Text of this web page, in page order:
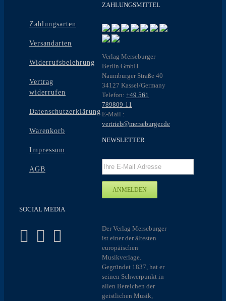
Zahlungsarten
Versandarten
Widerrufsbelehrung
Vertrag
widerrufen
Datenschutzerklärung
Warenkorb
Impressum
AGB
SOCIAL MEDIA
ZAHLUNGSMITTEL
Verlag Merseburger
Berlin GmbH
Naumburger Straße 40
34127 Kassel/Germany
Telefon: +49 561
789809-11
E-Mail :
vertrieb@merseburger.de
NEWSLETTER
Der Verlag Merseburger
ist einer der ältesten
europäischen
Musikverlage.
Gegründet 1837, hat er
seinen Schwerpunkt in
allen Bereichen der
geistlichen Musik,